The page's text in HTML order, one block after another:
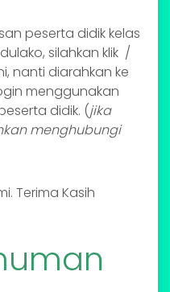
peserta didik kelas
silahkan klik /
nanti diarahkan ke
menggunakan
didik. (jika
menghubungi
Terima Kasih